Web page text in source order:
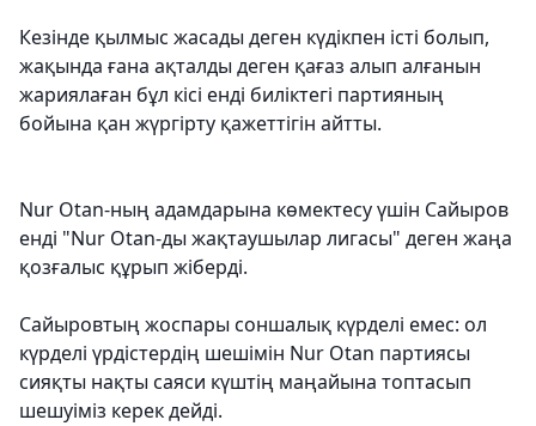
Кезінде қылмыс жасады деген күдікпен істі болып,
жақында ғана ақталды деген қағаз алып алғанын
жариялаған бұл кісі енді биліктегі партияның
бойына қан жүргірту қажеттігін айтты.
Nur Otan-ның адамдарына көмектесу үшін Сайыров
енді "Nur Otan-ды жақтаушылар лигасы" деген жаңа
қозғалыс құрып жіберді.
Сайыровтың жоспары соншалық күрделі емес: ол
күрделі үрдістердің шешімін Nur Otan партиясы
сияқты нақты саяси күштің маңайына топтасып
шешуіміз керек дейді.